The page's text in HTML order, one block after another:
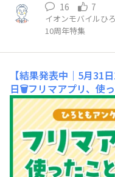
16 7
イオンモバイルひ
10周年特集
【結果発表中｜5月31
日🗑️フリマアプリ、使
のみなさま、こんにち
が心地よい初夏の季節
さまは5月30日が「ご
をご存じですか？🗑️💚
呂合わせから生まれた
みを減らす工夫や、環